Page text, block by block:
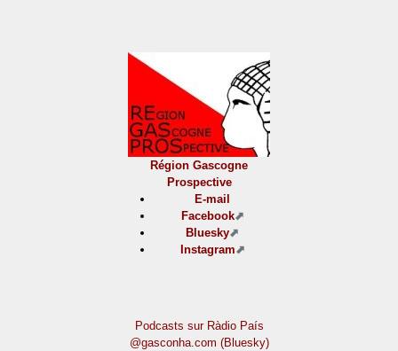
Région Gascogne
Prospective
E-mail
Facebook
Bluesky
Instagram
Podcasts sur Ràdio País
@gasconha.com (Bluesky)